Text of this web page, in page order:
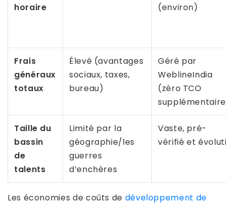
horaire
(environ)
Frais
généraux
totaux
Élevé (avantages
sociaux, taxes,
bureau)
Géré par
WeblineIndia
(zéro TCO
Taille du
bassin
de
talents
Limité par la
géographie/les
guerres
d’enchères
Vaste, pré-
vérifié et
Les économies de coûts de développement de